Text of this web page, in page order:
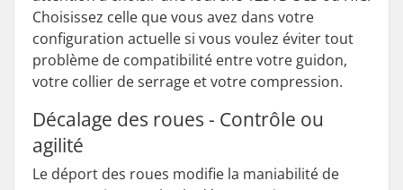
Choisissez celle que vous avez dans votre
configuration actuelle si vous voulez éviter tout
problème de compatibilité entre votre guidon,
votre collier de serrage et votre compression.
Décalage des roues - Contrôle ou
agilité
Le déport des roues modifie la maniabilité de